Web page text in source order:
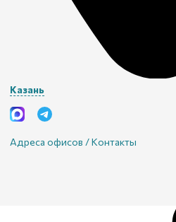
Казань
Адреса офисов / Контакты